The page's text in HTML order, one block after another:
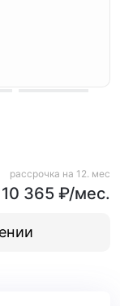
рассрочка на 12. мес
10 365 ₽/мес.